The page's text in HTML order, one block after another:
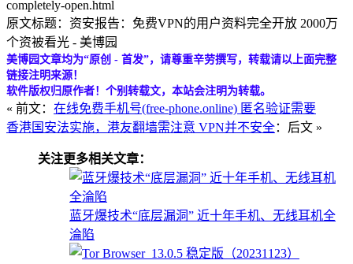
completely-open.html
原文标题：资安报告：免费VPN的用户资料完全开放 2000万
个资被看光 - 美博园
美博园文章均为“原创 - 首发”，请尊重辛劳撰写，转载请以上面完整
链接注明来源！
软件版权归原作者！个别转载文，本站会注明为转载。
« 前文： 在线免费手机号(free-phone.online) 匿名验证需要
香港国安法实施，港友翻墙需注意 VPN并不安全：后文 »
关注更多相关文章：
蓝牙爆技术“底层漏洞” 近十年手机、无线耳机全
淪陷